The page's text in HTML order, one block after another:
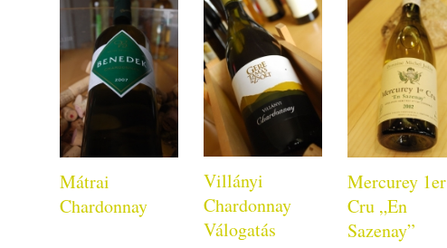
Mátrai
Chardonnay
Villányi
Chardonnay
Válogatás
Mercurey 1er
Cru „En
Sazenay”